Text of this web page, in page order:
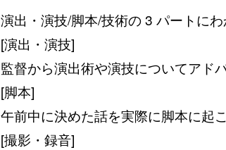
演出・演技/脚本/技術の 3 パートに
[演出・演技]
監督から演出術や演技についてアド
[脚本]
午前中に決めた話を実際に脚本に起
[撮影・録音]